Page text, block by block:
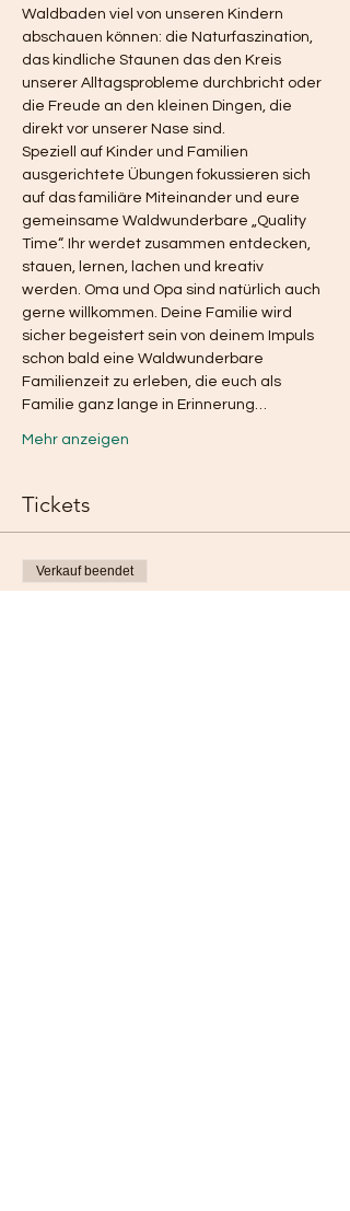
Waldbaden viel von unseren Kindern
abschauen können: die Naturfaszination,
das kindliche Staunen das den Kreis
unserer Alltagsprobleme durchbricht oder
die Freude an den kleinen Dingen, die
direkt vor unserer Nase sind.
Speziell auf Kinder und Familien
ausgerichtete Übungen fokussieren sich
auf das familiäre Miteinander und eure
gemeinsame Waldwunderbare „Quality
Time“. Ihr werdet zusammen entdecken,
stauen, lernen, lachen und kreativ
werden. Oma und Opa sind natürlich auch
gerne willkommen. Deine Familie wird
sicher begeistert sein von deinem Impuls
schon bald eine Waldwunderbare
Familienzeit zu erleben, die euch als
Familie ganz lange in Erinnerung…
Mehr anzeigen
Tickets
Verkauf beendet